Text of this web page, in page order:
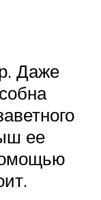
Даже
ее